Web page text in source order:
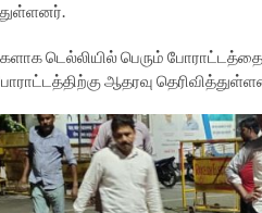
டெல்லியில் பெரும்
ஆதரவு